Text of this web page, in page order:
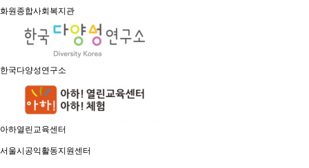
화원종합사회복지관
한국다양성연구소
아하열린교육센터
서울시공익활동지원센터